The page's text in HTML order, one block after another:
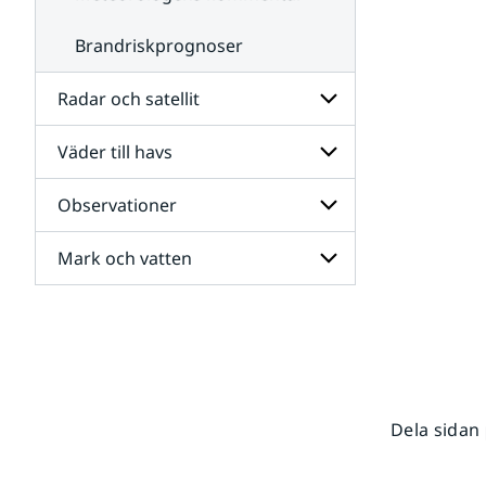
Brandriskprognoser
Radar och satellit
Undersidor
för
Radar
och
satellit
Väder till havs
Undersidor
för
Väder
till
havs
Observationer
Undersidor
för
Mark och vatten
Dela sidan